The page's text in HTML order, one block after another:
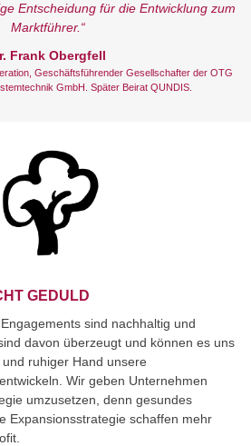
Entscheidung für die Entwicklung zum
Marktführer.“
Frank Obergfell
Geschäftsführender Gesellschafter der OTG
GmbH. Später Beirat QUNDIS.
GEDULD
sind nachhaltig und
davon überzeugt und können es uns
ruhiger Hand unsere
Wir geben Unternehmen
umzusetzen, denn gesundes
Expansionsstrategie schaffen mehr